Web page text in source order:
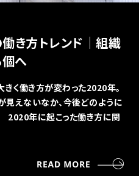
き方トレンド｜組織
へ
く働き方が変わった2020年。
えないなか、今後どのように
2020年に起こった働き方に関